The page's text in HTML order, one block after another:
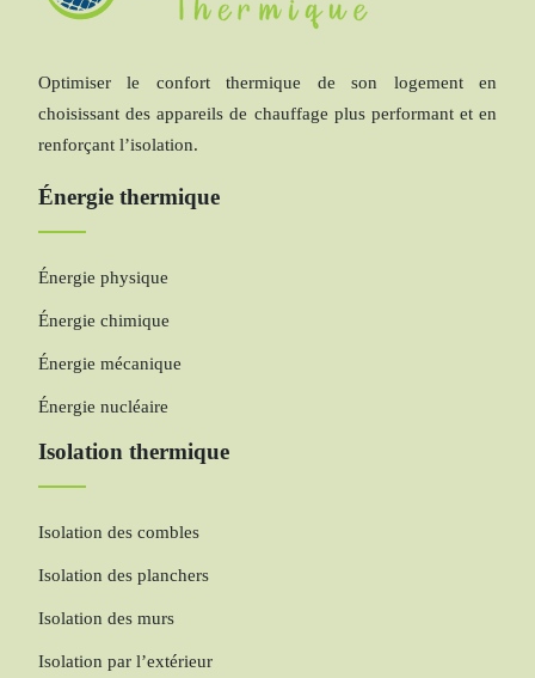
Optimiser le confort thermique de son logement en
choisissant des appareils de chauffage plus performant et en
renforçant l’isolation.
Énergie thermique
Énergie physique
Énergie chimique
Énergie mécanique
Énergie nucléaire
Isolation thermique
Isolation des combles
Isolation des planchers
Isolation des murs
Isolation par l’extérieur